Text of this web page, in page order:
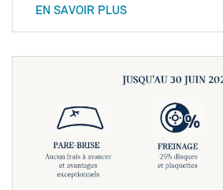
EN SAVOIR PLUS